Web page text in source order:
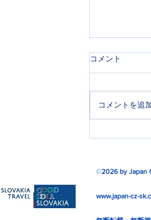
チェコ語講
コメント
コメントを追
©2026 by Japan
www.japan-cz-